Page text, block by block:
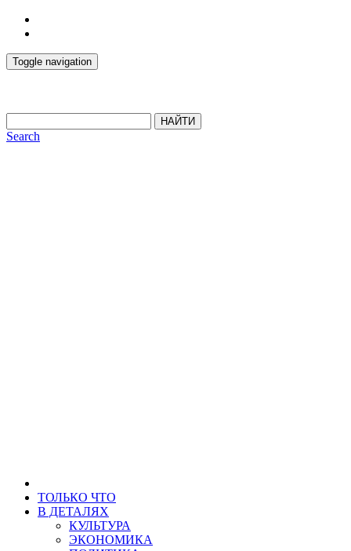
Toggle navigation
НАЙТИ
Search
ТОЛЬКО ЧТО
В ДЕТАЛЯХ
КУЛЬТУРА
ЭКОНОМИКА